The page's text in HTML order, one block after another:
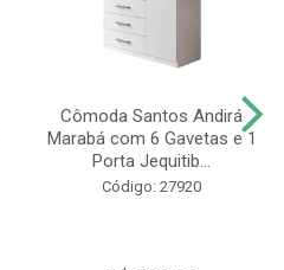
Cômoda Santos Andirá
Marabá com 6 Gavetas e 1
Porta Jequitib...
Código: 27920